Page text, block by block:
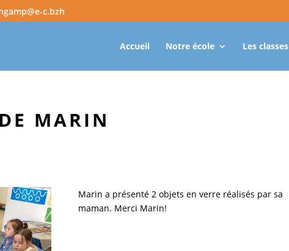
c.bzh
Accueil Notre école Les classes
MARIN
Marin a présenté 2 objets en verre réalisés par sa
maman. Merci Marin!